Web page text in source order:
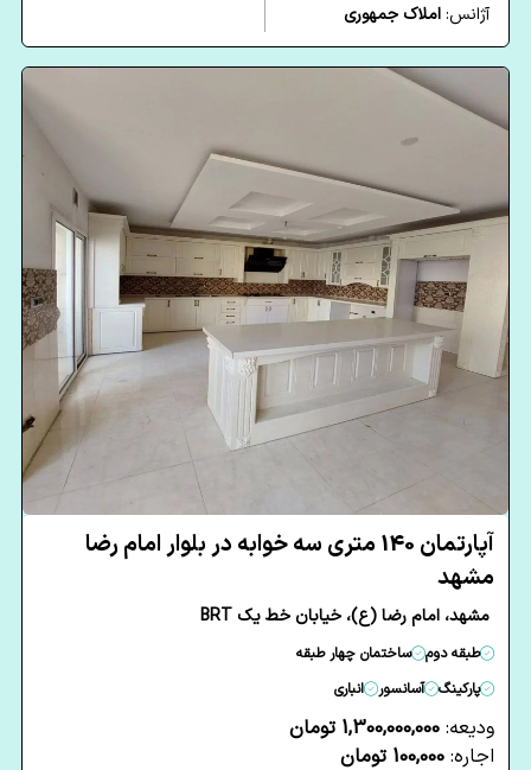
آژانس:املاک جمهوری
آپارتمان 140 متری سه خوابه در بلوار امام رضا
مشهد
مشهد، امام رضا (ع)، خیابان خط یک BRT
طبقه دوم
ساختمان چهار طبقه
پارکینگ
آسانسور انباری
ودیعه: 1,300,000,000 تومان
اجاره: 100,000 تومان